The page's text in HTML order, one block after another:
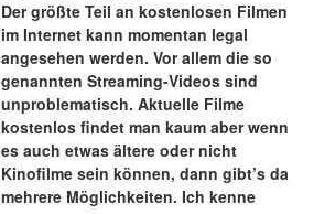
Der größte Teil an kostenlosen Filmen
im Internet kann momentan legal
angesehen werden. Vor allem die so
genannten Streaming-Videos sind
unproblematisch. Aktuelle Filme
kostenlos findet man kaum aber wenn
es auch etwas ältere oder nicht
Kinofilme sein können, dann gibt’s da
mehrere Möglichkeiten. Ich kenne